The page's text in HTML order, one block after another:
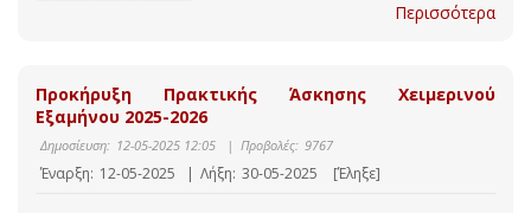
Περισσότερα
Προκήρυξη Πρακτικής Άσκησης Χειμερινού
Εξαμήνου 2025-2026
Δημοσίευση: 12-05-2025 12:05 | Προβολές: 9767
Έναρξη: 12-05-2025 | Λήξη: 30-05-2025 [Έληξε]